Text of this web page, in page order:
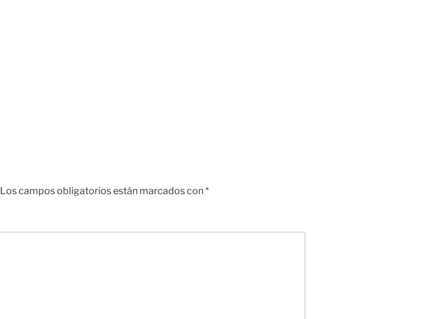
Los campos obligatorios están marcados con*